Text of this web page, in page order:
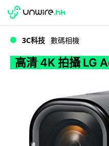
高清 4K 拍攝
WWDC 2026
3C科技 數碼相機
高清 4K 拍攝 LG